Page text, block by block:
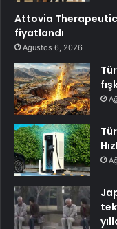
Attovia
fiyatlandı
Ağustos 6, 2026